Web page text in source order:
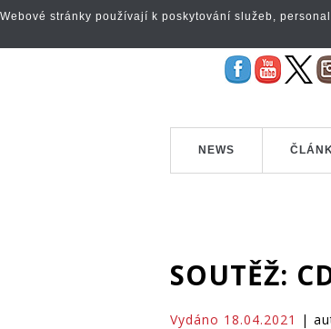
NEWS
SOUTĚŽ:
Vydáno 18.04.2021 |
Webové stránky používají k poskytování služeb,